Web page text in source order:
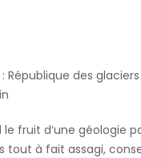
des glaciers
fruit d’une géologie
tout à fait assagi,